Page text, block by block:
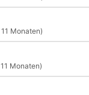
Monaten)
Monaten)